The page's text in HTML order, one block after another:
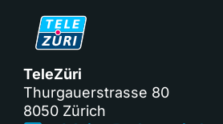
TeleZüri
Thurgauerstrasse 80
8050 Zürich